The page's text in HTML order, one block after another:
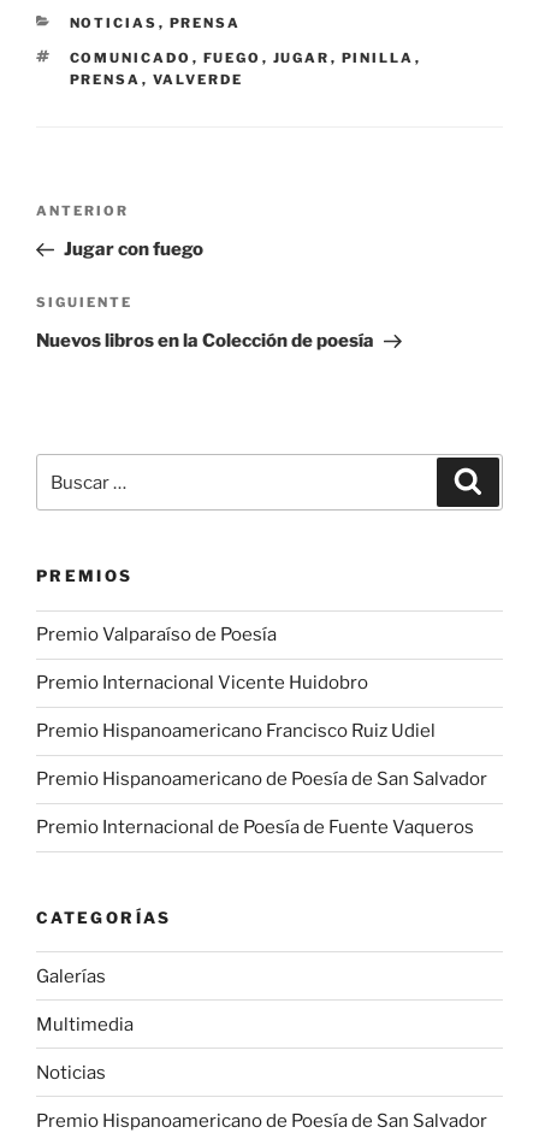
CATEGORÍAS
NOTICIAS , PRENSA
ETIQUETAS
COMUNICADO , FUEGO , JUGAR , PINILLA ,
PRENSA , VALVERDE
Navegación
entradas
Entrada
anterior:
ANTERIOR
Jugar con fuego
Siguiente
entrada
SIGUIENTE
Nuevos libros en la Colección de poesía
por:
PREMIOS
Premio Valparaíso de Poesía
Premio Internacional Vicente Huidobro
Premio Hispanoamericano Francisco Ruiz Udiel
Premio Hispanoamericano de Poesía de San Salvador
Premio Internacional de Poesía de Fuente Vaqueros
CATEGORÍAS
Galerías
Multimedia
Noticias
Premio Hispanoamericano de Poesía de San Salvador